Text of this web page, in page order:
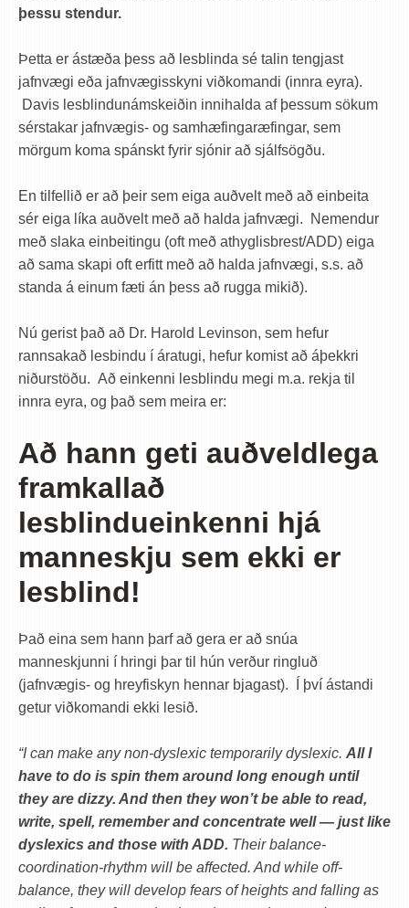
þessu stendur.
Þetta er ástæða þess að lesblinda sé talin tengjast
jafnvægi eða jafnvægisskyni viðkomandi (innra eyra).
Davis lesblindunámskeiðin innihalda af þessum sökum
sérstakar jafnvægis- og samhæfingaræfingar, sem
mörgum koma spánskt fyrir sjónir að sjálfsögðu.
En tilfellið er að þeir sem eiga auðvelt með að einbeita
sér eiga líka auðvelt með að halda jafnvægi. Nemendur
með slaka einbeitingu (oft með athyglisbrest/ADD) eiga
að sama skapi oft erfitt með að halda jafnvægi, s.s. að
standa á einum fæti án þess að rugga mikið).
Nú gerist það að Dr. Harold Levinson, sem hefur
rannsakað lesbindu í áratugi, hefur komist að áþekkri
niðurstöðu. Að einkenni lesblindu megi m.a. rekja til
innra eyra, og það sem meira er:
Að hann geti auðveldlega
framkallað
lesblindueinkenni hjá
manneskju sem ekki er
lesblind!
Það eina sem hann þarf að gera er að snúa
manneskjunni í hringi þar til hún verður ringluð
(jafnvægis- og hreyfiskyn hennar bjagast). Í því ástandi
getur viðkomandi ekki lesið.
“I can make any non-dyslexic temporarily dyslexic. All I
have to do is spin them around long enough until
they are dizzy. And then they won’t be able to read,
write, spell, remember and concentrate well — just like
dyslexics and those with ADD. Their balance-
coordination-rhythm will be affected. And while off-
balance, they will develop fears of heights and falling as